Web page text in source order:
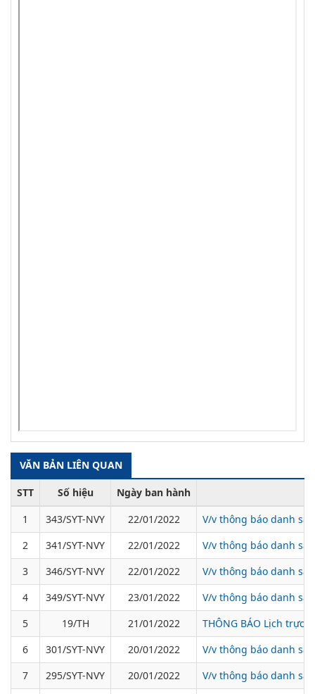
VĂN BẢN LIÊN QUAN
STT Số hiệu
Ngày ban hành
1
343/SYT-NVY 22/01/2022
V/v thông báo danh
2
341/SYT-NVY 22/01/2022
V/v thông báo danh
3
346/SYT-NVY 22/01/2022
V/v thông báo danh
4
349/SYT-NVY 23/01/2022
V/v thông báo danh
5
19/TH 21/01/2022
THÔNG BÁO Lịch trực
6
301/SYT-NVY 20/01/2022
V/v thông báo danh
7
295/SYT-NVY 20/01/2022 V/v thông báo danh